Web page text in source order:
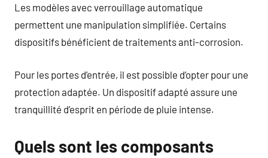
Les modèles avec verrouillage automatique
permettent une manipulation simplifiée. Certains
dispositifs bénéficient de traitements anti-corrosion.
Pour les portes d’entrée, il est possible d’opter pour une
protection adaptée. Un dispositif adapté assure une
tranquillité d’esprit en période de pluie intense.
Quels sont les composants